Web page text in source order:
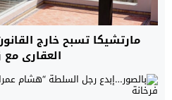
مارتشيكا تسبح خارج
العقاري مع